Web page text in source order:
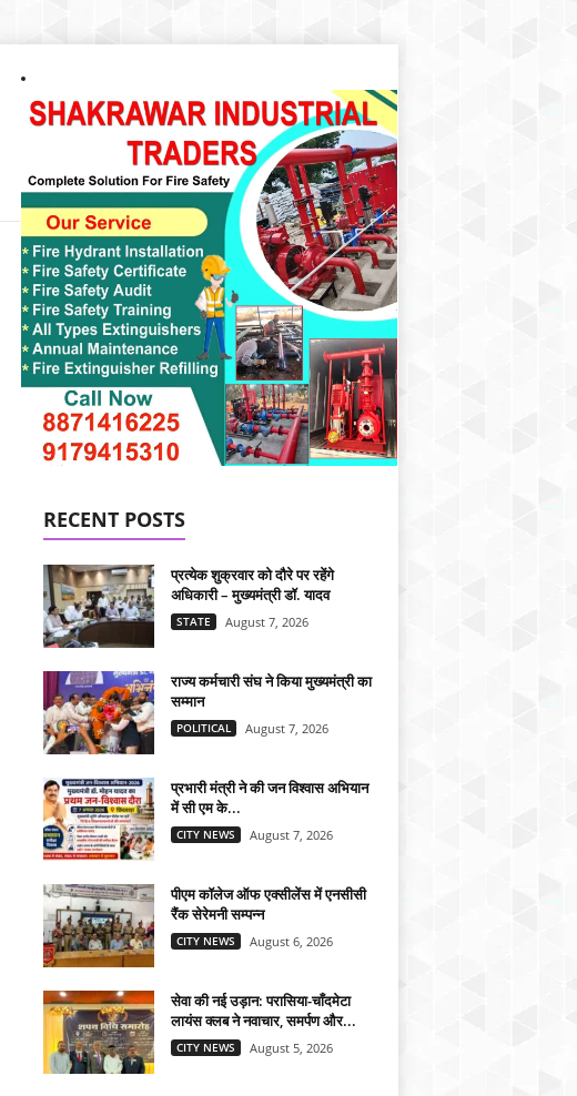
RECENT POSTS
प्रत्येक शुक्रवार को दौरे पर रहेंगे
अधिकारी – मुख्यमंत्री डॉ. यादव
STATE August 7, 2026
राज्य कर्मचारी संघ ने किया मुख्यमंत्री का
सम्मान
POLITICAL August 7, 2026
प्रभारी मंत्री ने की जन विश्वास अभियान
में सी एम के...
CITY NEWS August 7, 2026
पीएम कॉलेज ऑफ एक्सीलेंस में एनसीसी
रैंक सेरेमनी सम्पन्न
CITY NEWS August 6, 2026
सेवा की नई उड़ान: परासिया-चाँदमेटा
लायंस क्लब ने नवाचार, समर्पण और...
CITY NEWS August 5, 2026